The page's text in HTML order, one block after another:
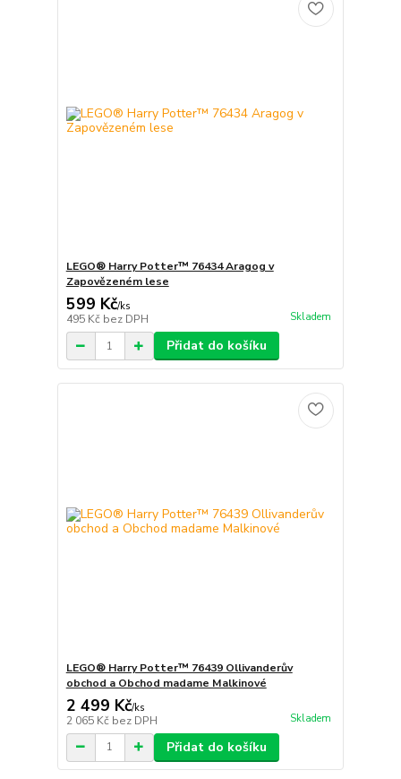
LEGO® Harry Potter™ 76434 Aragog v
Zapovězeném lese
599 Kč/ks
495 Kč bez DPH Skladem
Přidat do košíku
LEGO® Harry Potter™ 76439 Ollivanderův
obchod a Obchod madame Malkinové
2 499 Kč/ks
2 065 Kč bez DPH Skladem
Přidat do košíku